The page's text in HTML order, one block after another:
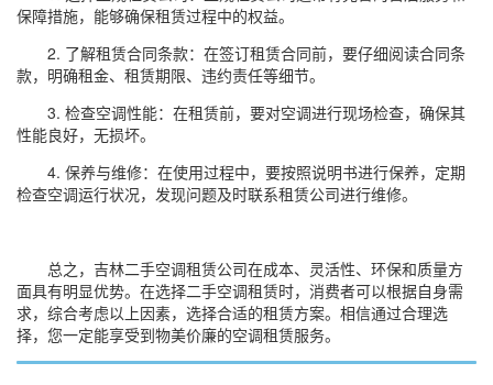
保障措施，能够确保租赁过程中的权益。
2. 了解租赁合同条款：在签订租赁合同前，要仔细阅读合同条
款，明确租金、租赁期限、违约责任等细节。
3. 检查空调性能：在租赁前，要对空调进行现场检查，确保其
性能良好，无损坏。
4. 保养与维修：在使用过程中，要按照说明书进行保养，定期
检查空调运行状况，发现问题及时联系租赁公司进行维修。
总之，吉林二手空调租赁公司在成本、灵活性、环保和质量方
面具有明显优势。在选择二手空调租赁时，消费者可以根据自身需
求，综合考虑以上因素，选择合适的租赁方案。相信通过合理选
择，您一定能享受到物美价廉的空调租赁服务。